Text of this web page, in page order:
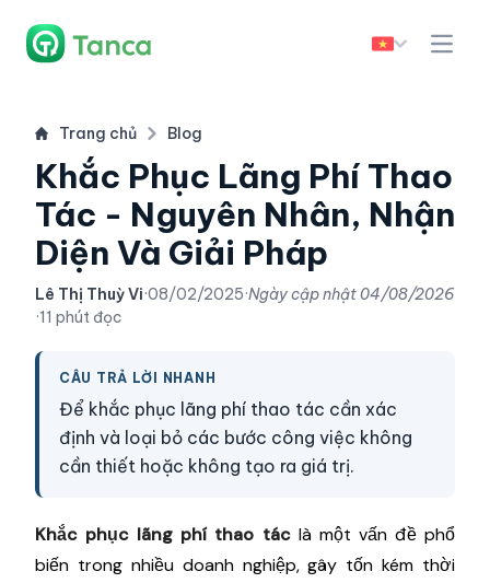
Trang chủ Blog
Khắc Phục Lãng Phí Thao
Tác - Nguyên Nhân, Nhận
Diện Và Giải Pháp
Lê Thị Thuỳ Vi·08/02/2025·Ngày cập nhật04/08/2026
·11 phút đọc
CÂU TRẢ LỜI NHANH
Để khắc phục lãng phí thao tác cần xác
định và loại bỏ các bước công việc không
cần thiết hoặc không tạo ra giá trị.
Khắc phục lãng phí thao táclà một vấn đề phổ
biến trong nhiều doanh nghiệp, gây tốn kém thời